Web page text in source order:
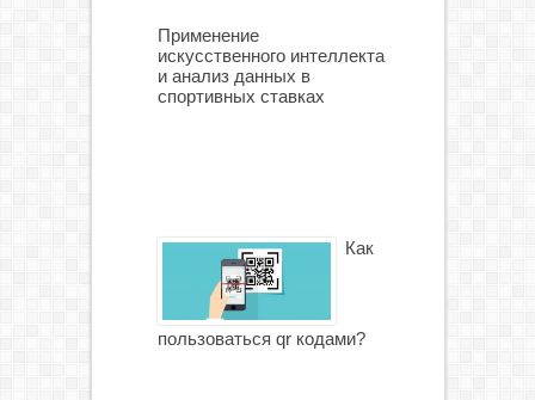
Применение
искусственного интеллекта
и анализ данных в
спортивных ставках
Как
пользоваться qr кодами?